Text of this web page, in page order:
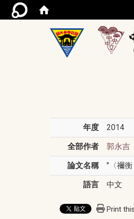
年度 2014
全部作者 郭永吉
論文名稱 "〈禰
語言 中文
Print